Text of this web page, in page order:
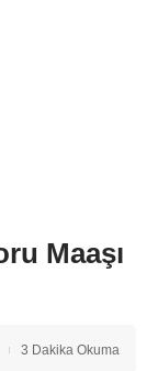
Maaşı
3 Dakika Okuma